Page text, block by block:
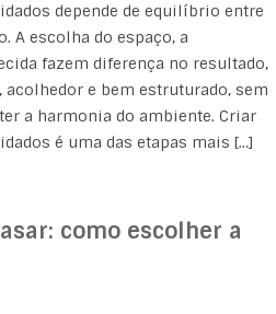
depende de equilíbrio entre
A escolha do espaço, a
fazem diferença no resultado,
e bem estruturado, sem
a harmonia do ambiente. Criar
é uma das etapas mais […]
como escolher a